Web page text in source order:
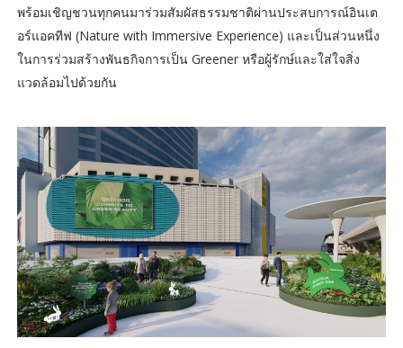
พร้อมเชิญชวนทุกคนมาร่วมสัมผัสธรรมชาติผ่านประสบการณ์อินเต
อร์แอคทีฟ (Nature with Immersive Experience) และเป็นส่วนหนึ่ง
ในการร่วมสร้างพันธกิจการเป็น Greener หรือผู้รักษ์และใส่ใจสิ่ง
แวดล้อมไปด้วยกัน